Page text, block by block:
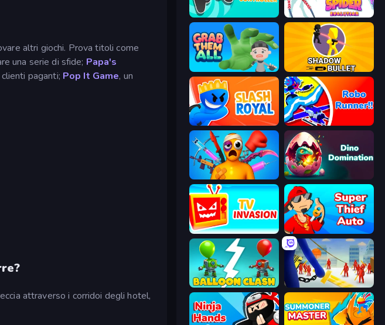
altri giochi. Prova titoli come
una serie di sfide; Papa's
paganti; Pop It Game, un
attraverso i corridoi degli hotel,
Mind Controller Spider Evolution: Runner Game
Grab Them All Shadow Bullet
Slash Royal Robo Runner
Fun Ragdoll Challenge! Dino Domination
TV Invasion Super Thief Auto
Balloon Clash Slasher